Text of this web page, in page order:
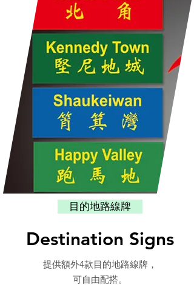
目的地路線牌
Destination Signs
提供額外4款目的地路線牌，
可自由配搭。